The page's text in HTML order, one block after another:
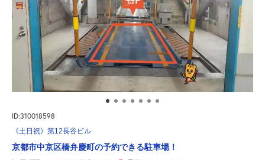
ID:310018598
《土日祝》第12長谷ビル
京都市中京区橋弁慶町の予約できる駐車場！